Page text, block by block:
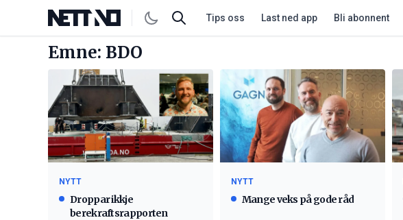
Tips oss Last ned app Bli abonnent
Emne: BDO
NYTT
Droppar ikkje
berekraftsrapporten
NYTT
Mange veks på gode råd